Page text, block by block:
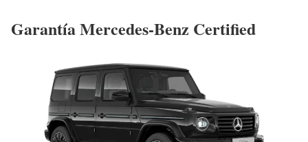
Garantía Mercedes-Benz Certified